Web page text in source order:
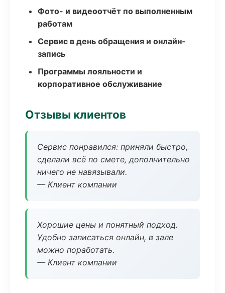
Фото- и видеоотчёт по выполненным
работам
Сервис в день обращения и онлайн-
запись
Программы лояльности и
корпоративное обслуживание
Отзывы клиентов
Сервис понравился: приняли быстро,
сделали всё по смете, дополнительно
ничего не навязывали.
— Клиент компании
Хорошие цены и понятный подход.
Удобно записаться онлайн, в зале
можно поработать.
— Клиент компании